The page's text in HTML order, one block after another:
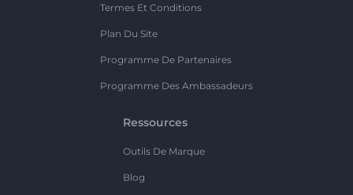
Termes Et Conditions
Plan Du Site
Programme De Partenaires
Programme Des Ambassadeurs
Ressources
Outils De Marque
Blog